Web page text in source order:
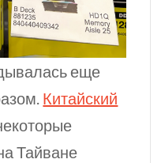
еще
Китайский
Тайване